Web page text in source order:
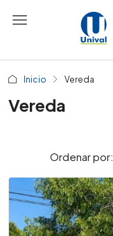
Inicio Vereda
Vereda
Ordenar por: